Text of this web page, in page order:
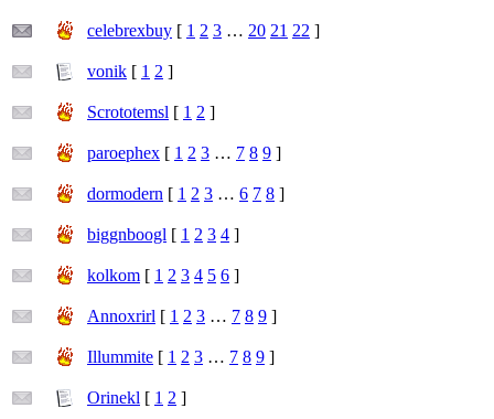
celebrexbuy [ 1 2 3 … 20 21 22 ]
vonik [ 1 2 ]
Scrototemsl [ 1 2 ]
paroephex [ 1 2 3 … 7 8 9 ]
dormodern [ 1 2 3 … 6 7 8 ]
biggnboogl [ 1 2 3 4 ]
kolkom [ 1 2 3 4 5 6 ]
Annoxrirl [ 1 2 3 … 7 8 9 ]
Illummite [ 1 2 3 … 7 8 9 ]
Orinekl [ 1 2 ]